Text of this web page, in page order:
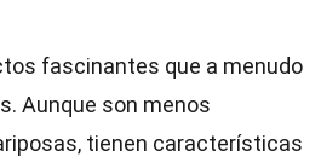
fascinantes que a menudo
Aunque son menos
tienen características